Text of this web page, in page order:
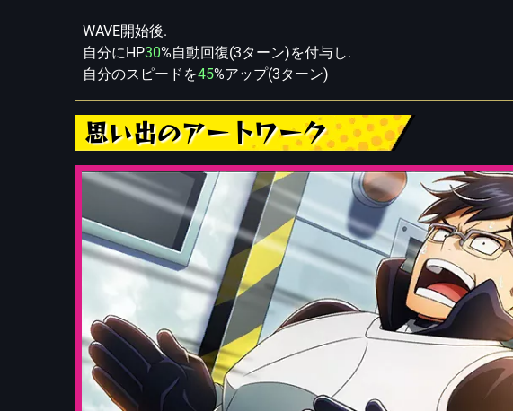
WAVE開始後.
自分にHP30%自動回復(3ターン)を付与し.
自分のスピードを45%アップ(3ターン)
思い出のアートワーク